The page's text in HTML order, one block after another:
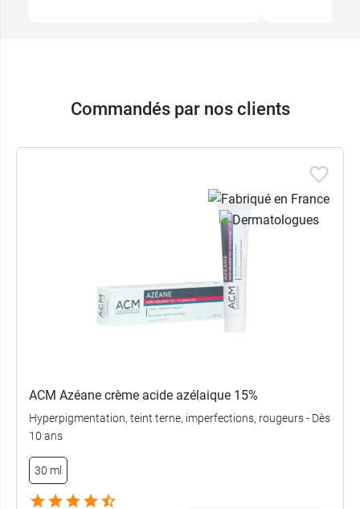
Commandés par nos clients
ACM Azéane crème acide azélaique 15%
Hyperpigmentation, teint terne, imperfections, rougeurs - Dès
10 ans
30 ml